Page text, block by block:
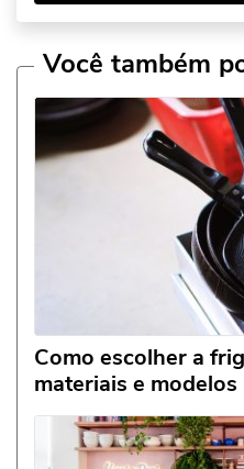
Você também
Como escolher a
materiais e modelos